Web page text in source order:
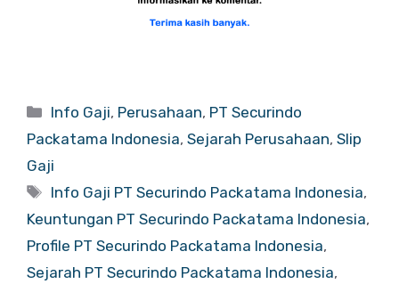
Categories
Info Gaji, Perusahaan, PT Securindo
Packatama Indonesia, Sejarah Perusahaan, Slip
Gaji
Tags
Info Gaji PT Securindo Packatama Indonesia,
Keuntungan PT Securindo Packatama Indonesia,
Profile PT Securindo Packatama Indonesia,
Sejarah PT Securindo Packatama Indonesia,